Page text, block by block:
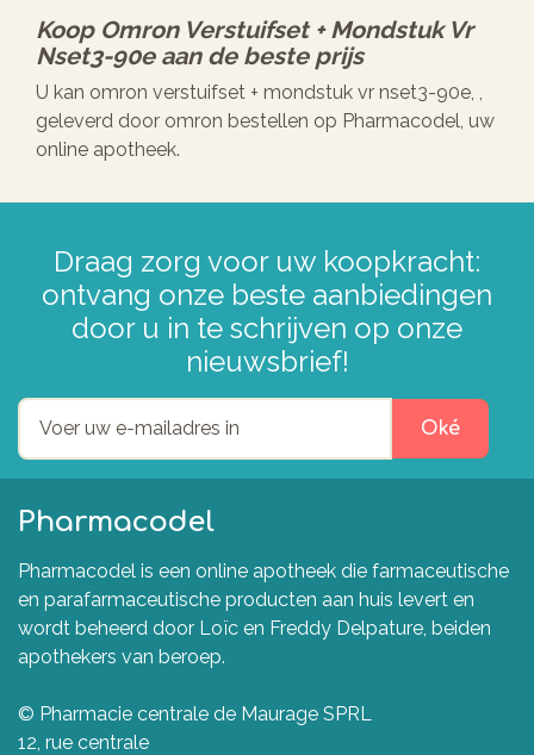
Koop Omron Verstuifset + Mondstuk Vr
Nset3-90eaan de beste prijs
U kan omron verstuifset + mondstuk vr nset3-90e, ,
geleverd door omron bestellen op Pharmacodel, uw
online apotheek.
Draag zorg voor uw koopkracht:
ontvang onze beste aanbiedingen
door u in te schrijven op onze
nieuwsbrief!
Oké
Pharmacodel
Pharmacodel is een online apotheek die farmaceutische
en parafarmaceutische producten aan huis levert en
wordt beheerd door Loïc en Freddy Delpature, beiden
apothekers van beroep.
© Pharmacie centrale de Maurage SPRL
12, rue centrale